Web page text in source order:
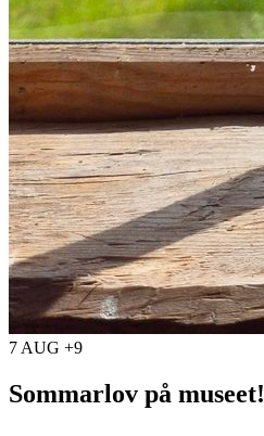
7 AUG +9
Sommarlov på museet!